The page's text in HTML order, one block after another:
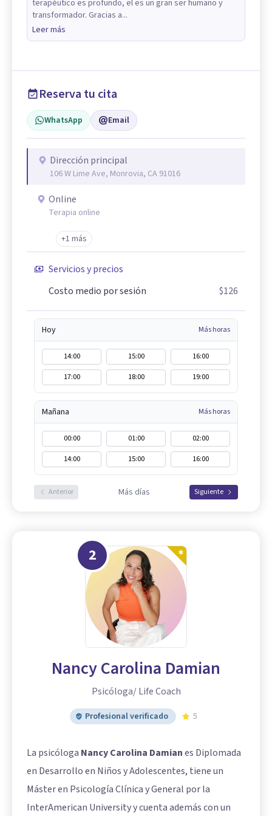
terapéutico es profundo, el es un gran ser humano y
transformador. Gracias a...
Leer más
Reserva tu cita
WhatsApp Email
Dirección principal
106 W Lime Ave, Monrovia, CA 91016
Online
Terapia online
+1 más
Servicios y precios
Costo medio por sesión
$126
Hoy Más horas
14:00 15:00
16:00
17:00
18:00 19:00
Mañana Más horas
00:00 01:00
02:00
14:00
15:00 16:00
Anterior Más días Siguiente
2
Nancy Carolina Damian
Psicóloga/ Life Coach
Profesional verificado 5
La psicóloga Nancy Carolina Damianes Diplomada
en Desarrollo en Niños y Adolescentes, tiene un
Máster en Psicología Clínica y General por la
InterAmerican University y cuenta además con un